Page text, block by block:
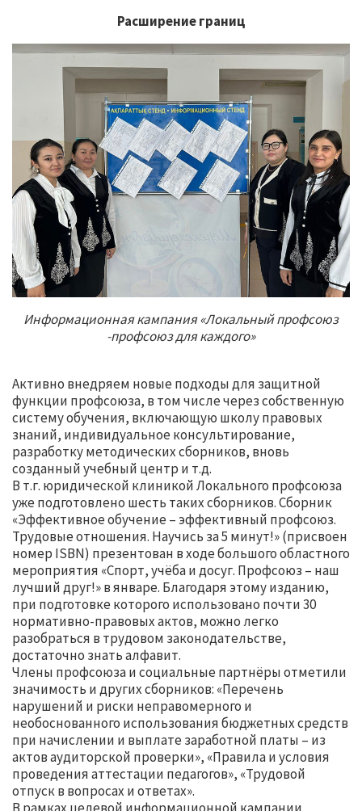
Расширение границ
Информационная кампания «Локальный профсоюз
-профсоюз для каждого»
Активно внедряем новые подходы для защитной
функции профсоюза, в том числе через собственную
систему обучения, включающую школу правовых
знаний, индивидуальное консультирование,
разработку методических сборников, вновь
созданный учебный центр и т.д.
В т.г. юридической клиникой Локального профсоюза
уже подготовлено шесть таких сборников. Сборник
«Эффективное обучение – эффективный профсоюз.
Трудовые отношения. Научись за 5 минут!» (присвоен
номер ISBN) презентован в ходе большого областного
мероприятия «Спорт, учёба и досуг. Профсоюз – наш
лучший друг!» в январе. Благодаря этому изданию,
при подготовке которого использовано почти 30
нормативно-правовых актов, можно легко
разобраться в трудовом законодательстве,
достаточно знать алфавит.
Члены профсоюза и социальные партнёры отметили
значимость и других сборников: «Перечень
нарушений и риски неправомерного и
необоснованного использования бюджетных средств
при начислении и выплате заработной платы – из
актов аудиторской проверки», «Правила и условия
проведения аттестации педагогов», «Трудовой
отпуск в вопросах и ответах».
В рамках целевой информационной кампании